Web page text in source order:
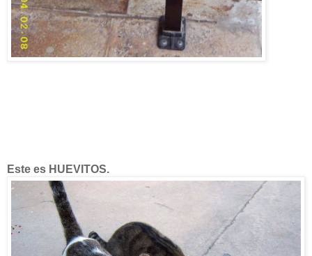
Este es HUEVITOS.